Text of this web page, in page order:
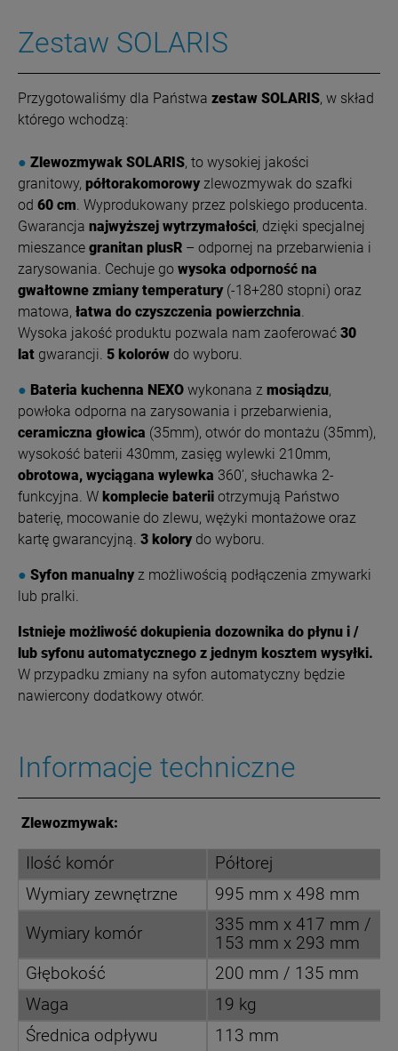
Zestaw SOLARIS
Przygotowaliśmy dla Państwa zestaw SOLARIS, w skład
którego wchodzą:
● Zlewozmywak SOLARIS, to wysokiej jakości
granitowy, półtorakomorowy zlewozmywak do szafki
od 60 cm . Wyprodukowany przez polskiego producenta.
Gwarancja najwyższej wytrzymałości, dzięki specjalnej
mieszance granitan plusR – odpornej na przebarwienia i
zarysowania. Cechuje go wysoka odporność na
gwałtowne zmiany temperatury (-18+280 stopni) oraz
matowa, łatwa do czyszczenia powierzchnia
Wysoka jakość produktu pozwala nam zaoferować 30
lat gwarancji. 5 kolorów do wyboru.
● Bateria kuchenna NEXO wykonana z mosiądzu,
powłoka odporna na zarysowania i przebarwienia,
ceramiczna głowica (35mm), otwór do montażu (35mm),
wysokość baterii 430mm, zasięg wylewki 210mm,
obrotowa, wyciągana wylewka 360’, słuchawka 2-
funkcyjna. W komplecie baterii otrzymują Państwo
baterię, mocowanie do zlewu, wężyki montażowe oraz
kartę gwarancyjną. 3 kolory do wyboru.
● Syfon manualny z możliwością podłączenia zmywarki
lub pralki.
Istnieje możliwość dokupienia dozownika do płynu i /
lub syfonu automatycznego z jednym kosztem wysyłki.
W przypadku zmiany na syfon automatyczny będzie
nawiercony dodatkowy otwór.
Informacje techniczne
Zlewozmywak:
Ilość komór
Półtorej
Wymiary zewnętrzne
995 mm x 498 mm
Wymiary komór
335 mm x 417 mm /
153 mm x 293 mm
Głębokość
200 mm / 135 mm
Waga
19 kg
Średnica odpływu
113 mm